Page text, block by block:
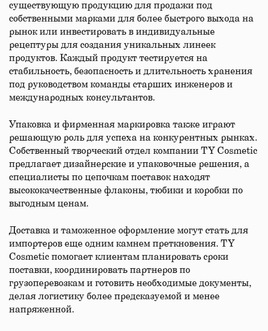
существующую продукцию для продажи под
собственными марками для более быстрого выхода на
рынок или инвестировать в индивидуальные
рецептуры для создания уникальных линеек
продуктов. Каждый продукт тестируется на
стабильность, безопасность и длительность хранения
под руководством команды старших инженеров и
международных консультантов.
Упаковка и фирменная маркировка также играют
решающую роль для успеха на конкурентных рынках.
Собственный творческий отдел компании TY Cosmetic
предлагает дизайнерские и упаковочные решения, а
специалисты по цепочкам поставок находят
высококачественные флаконы, тюбики и коробки по
выгодным ценам.
Доставка и таможенное оформление могут стать для
импортеров еще одним камнем преткновения. TY
Cosmetic помогает клиентам планировать сроки
поставки, координировать партнеров по
грузоперевозкам и готовить необходимые документы,
делая логистику более предсказуемой и менее
напряженной.